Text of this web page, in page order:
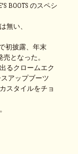
BOOTS のスペシ
無い、
初披露、年末
売となった。
るクロームエク
アップブーツ
スタイルをチョ